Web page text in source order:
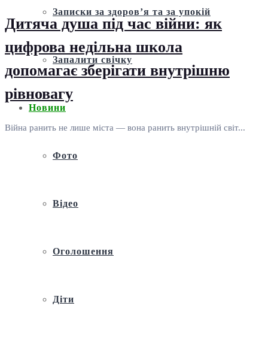
Записки за здоров’я та за упокій
Запалити свічку
Новини
Фото
Відео
Оголошення
Діти
Дитяча душа під час війни: як
цифрова недільна школа
допомагає зберігати внутрішню
рівновагу
Війна ранить не лише міста — вона ранить внутрішній світ...